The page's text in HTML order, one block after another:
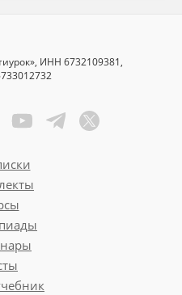
ИНН 6732109381,